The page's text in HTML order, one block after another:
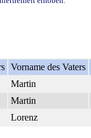
Vorname des Vaters
Martin
Martin
Lorenz